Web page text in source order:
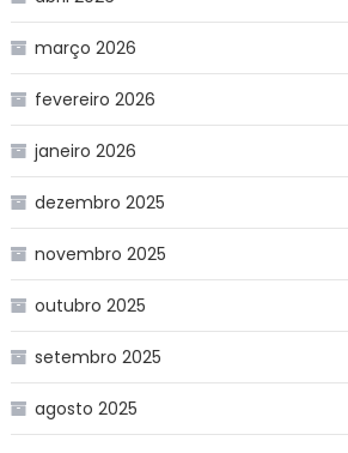
março 2026
fevereiro 2026
janeiro 2026
dezembro 2025
novembro 2025
outubro 2025
setembro 2025
agosto 2025